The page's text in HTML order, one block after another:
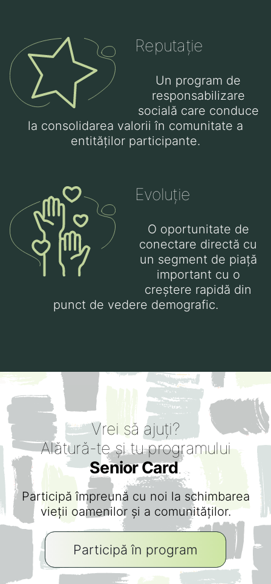
Reputație
Un program de
responsabilizare
socială care conduce
la consolidarea valorii în comunitate a
entităților participante.
Evoluție
O oportunitate de
conectare directă cu
un segment de piață
important cu o
creștere rapidă din
punct de vedere demografic.
Vrei să ajuți?
Alătură-te și tu programului
Senior Card.
Participă împreună cu noi la schimbarea
vieții oamenilor și a comunităților.
Participă în program